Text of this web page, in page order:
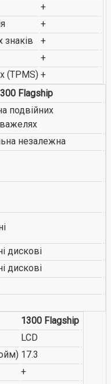
+
+
знаків
+
+
(TPMS) +
Flagship
подвійних
незалежна
дискові
дискові
1300 Flagship
LCD
17.3
+